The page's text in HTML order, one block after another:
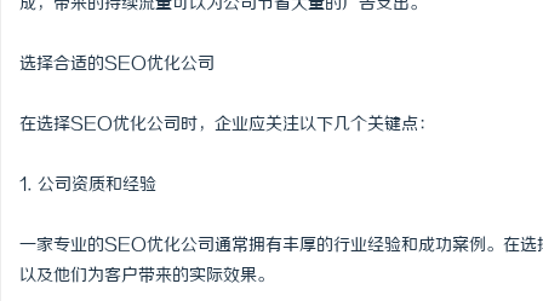
成，带来的持续流量可以为公司节省大量的广告支出。
选择合适的SEO优化公司
在选择SEO优化公司时，企业应关注以下几个关键点：
1. 公司资质和经验
一家专业的SEO优化公司通常拥有丰厚的行业经验和成功案例。在
以及他们为客户带来的实际效果。